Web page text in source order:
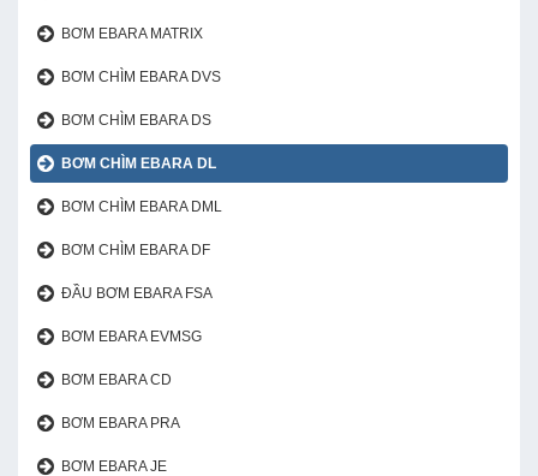
BƠM EBARA MATRIX
BƠM CHÌM EBARA DVS
BƠM CHÌM EBARA DS
BƠM CHÌM EBARA DL
BƠM CHÌM EBARA DML
BƠM CHÌM EBARA DF
ĐẦU BƠM EBARA FSA
BƠM EBARA EVMSG
BƠM EBARA CD
BƠM EBARA PRA
BƠM EBARA JE